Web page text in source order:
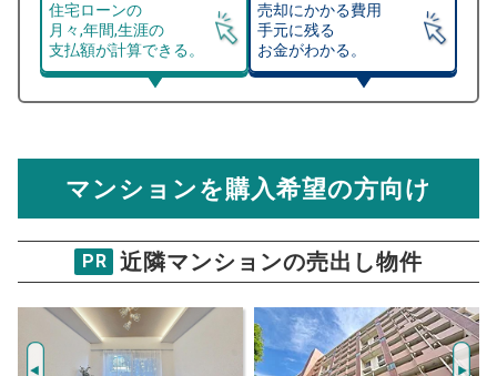
住宅ローンの
月々,年間,生涯の
支払額が計算できる。
売却にかかる費用
手元に残る
お金がわかる。
総支払額シミュレーション
物件価格
万円
ご希望の
返済期間
年
マンション売却シミュレーター
シーガーデン新浦安B棟
試算条件 100㎡・8階
推定売却価格： 5757万円
マンションを購入希望の方向け
PR 近隣マンションの売出し物件